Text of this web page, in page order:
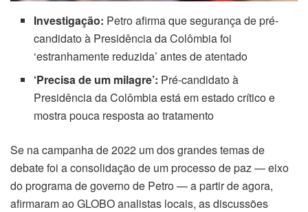
Investigação: Petro afirma que segurança de pré-
candidato à Presidência da Colômbia foi
‘estranhamente reduzida’ antes de atentado
‘Precisa de um milagre’: Pré-candidato à
Presidência da Colômbia está em estado crítico e
mostra pouca resposta ao tratamento
Se na campanha de 2022 um dos grandes temas de
debate foi a consolidação de um processo de paz — eixo
do programa de governo de Petro — a partir de agora,
afirmaram ao GLOBO analistas locais, as discussões